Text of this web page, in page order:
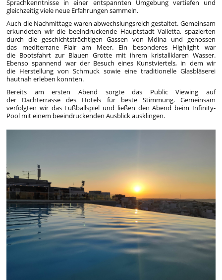
Sprachkenntnisse in einer entspannten Umgebung vertiefen und
gleichzeitig viele neue Erfahrungen sammeln.
Auch die Nachmittage waren abwechslungsreich gestaltet. Gemeinsam
erkundeten wir die beeindruckende Hauptstadt Valletta, spazierten
durch die geschichtsträchtigen Gassen von Mdina und genossen
das mediterrane Flair am Meer. Ein besonderes Highlight war
die Bootsfahrt zur Blauen Grotte mit ihrem kristallklaren Wasser.
Ebenso spannend war der Besuch eines Kunstviertels, in dem wir
die Herstellung von Schmuck sowie eine traditionelle Glasbläserei
hautnah erleben konnten.
Bereits am ersten Abend sorgte das Public Viewing auf
der Dachterrasse des Hotels für beste Stimmung. Gemeinsam
verfolgten wir das Fußballspiel und ließen den Abend beim Infinity-
Pool mit einem beeindruckenden Ausblick ausklingen.